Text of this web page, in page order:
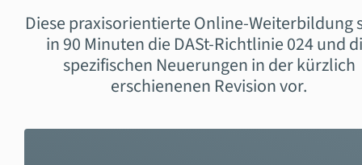
Diese praxisorientierte Online-Weiterbildung
in 90 Minuten die DASt-Richtlinie 024 und
spezifischen Neuerungen in der kürzlich
erschienenen Revision vor.